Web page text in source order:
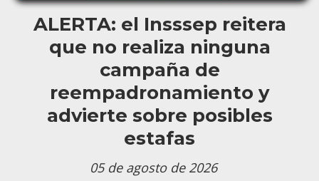
ALERTA: el Insssep reitera
que no realiza ninguna
campaña de
reempadronamiento y
advierte sobre posibles
estafas
05 de agosto de 2026